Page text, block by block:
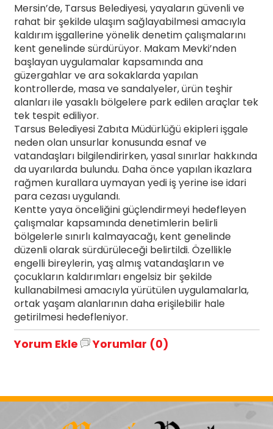
Mersin’de, Tarsus Belediyesi, yayaların güvenli ve
rahat bir şekilde ulaşım sağlayabilmesi amacıyla
kaldırım işgallerine yönelik denetim çalışmalarını
kent genelinde sürdürüyor. Makam Mevki’nden
başlayan uygulamalar kapsamında ana
güzergahlar ve ara sokaklarda yapılan
kontrollerde, masa ve sandalyeler, ürün teşhir
alanları ile yasaklı bölgelere park edilen araçlar tek
tek tespit ediliyor.
Tarsus Belediyesi Zabıta Müdürlüğü ekipleri işgale
neden olan unsurlar konusunda esnaf ve
vatandaşları bilgilendirirken, yasal sınırlar hakkında
da uyarılarda bulundu. Daha önce yapılan ikazlara
rağmen kurallara uymayan yedi iş yerine ise idari
para cezası uygulandı.
Kentte yaya önceliğini güçlendirmeyi hedefleyen
çalışmalar kapsamında denetimlerin belirli
bölgelerle sınırlı kalmayacağı, kent genelinde
düzenli olarak sürdürüleceği belirtildi. Özellikle
engelli bireylerin, yaş almış vatandaşların ve
çocukların kaldırımları engelsiz bir şekilde
kullanabilmesi amacıyla yürütülen uygulamalarla,
ortak yaşam alanlarının daha erişilebilir hale
getirilmesi hedefleniyor.
Yorum Ekle Yorumlar (0)